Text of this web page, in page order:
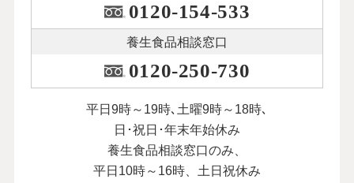
0120-154-533
養生食品相談窓口
0120-250-730
平日9時～19時､土曜9時～18時､
日･祝日･年末年始休み
養生食品相談窓口のみ、
平日10時～16時、土日祝休み